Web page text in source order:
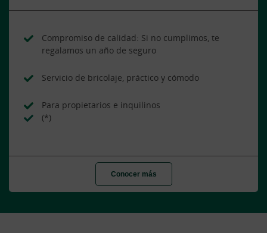
Compromiso de calidad: Si no cumplimos, te
regalamos un año de seguro
Servicio de bricolaje, práctico y cómodo
Para propietarios e inquilinos
(*)
Conocer más